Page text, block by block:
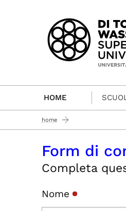
Passa al
HOME
home
Form di
Completa
Nome